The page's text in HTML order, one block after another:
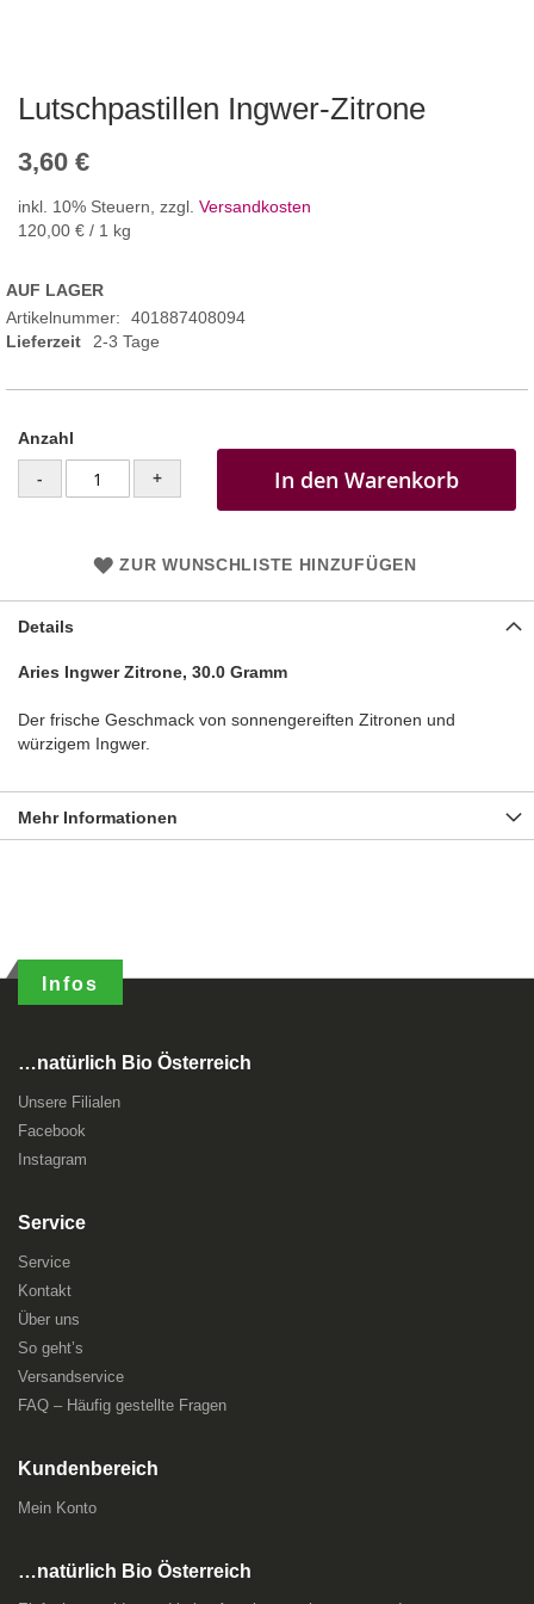
Lutschpastillen Ingwer-Zitrone
3,60 €
inkl. 10% Steuern, zzgl. Versandkosten
120,00 € / 1 kg
AUF LAGER
Artikelnummer
401887408094
Lieferzeit
2-3 Tage
Anzahl
- + In den Warenkorb
ZUR WUNSCHLISTE HINZUFÜGEN
Details
Aries Ingwer Zitrone, 30.0 Gramm
Der frische Geschmack von sonnengereiften Zitronen und
würzigem Ingwer.
Mehr Informationen
Infos
…natürlich Bio Österreich
Unsere Filialen
Facebook
Instagram
Service
Service
Kontakt
Über uns
So geht’s
Versandservice
FAQ – Häufig gestellte Fragen
Kundenbereich
Mein Konto
…natürlich Bio Österreich